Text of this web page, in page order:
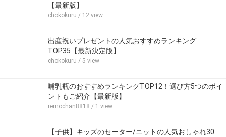
【最新版】
chokokuru / 12 view
出産祝いプレゼントの人気おすすめランキング
TOP35【最新決定版】
chokokuru / 5 view
哺乳瓶のおすすめランキングTOP12！選び方5つのポイ
ントもご紹介【最新版】
remochan8818 / 1 view
【子供】キッズのセーター/ニットの人気おしゃれ30